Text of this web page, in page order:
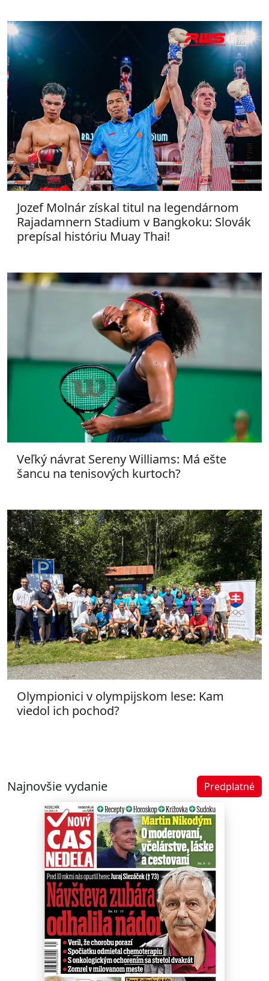
Jozef Molnár získal titul na legendárnom
Rajadamnern Stadium v Bangkoku: Slovák
prepísal históriu Muay Thai!
Veľký návrat Sereny Williams: Má ešte
šancu na tenisových kurtoch?
Olympionici v olympijskom lese: Kam
viedol ich pochod?
Najnovšie vydanie Predplatné